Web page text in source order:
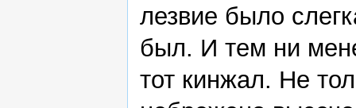
лезвие было
был. И тем ни
тот кинжал. Не